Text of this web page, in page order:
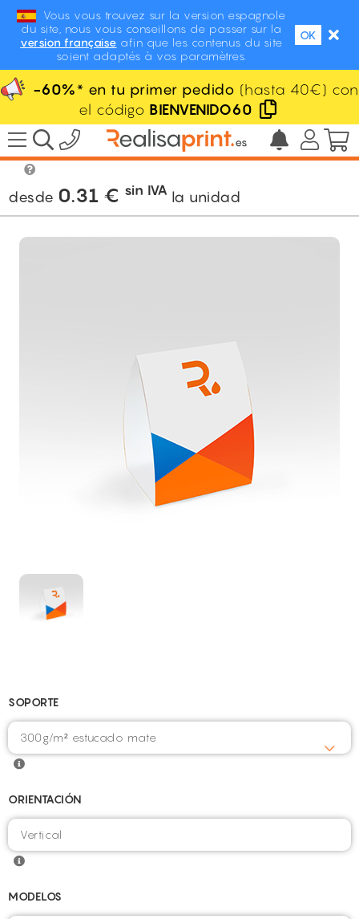
Vous vous trouvez sur la version espagnole
du site, nous vous conseillons de passer sur la
version française afin que les contenus du site
soient adaptés à vos paramètres.
OK
-60%* en tu primer pedido (hasta 40€) con
el código BIENVENIDO60
/ Stand / PLV / Eventos / Expositor de
mesa PLV / Carteles sobremesa
desde 0.31 € sin IVA la unidad
SOPORTE
ORIENTACIÓN
MODELOS